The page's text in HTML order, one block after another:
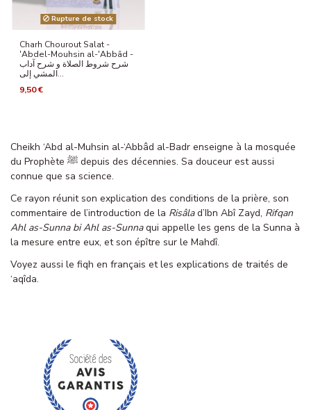
Rupture de stock
Charh Chourout Salat -
'Abdel-Mouhsin al-'Abbâd -
شرح شروط الصلاة و شرح آداب
المشي إلى...
9,50 €
Cheikh ‘Abd al-Muhsin al-‘Abbâd al-Badr enseigne à la mosquée
du Prophète ﷺ depuis des décennies. Sa douceur est aussi
connue que sa science.
Ce rayon réunit son explication des conditions de la prière, son
commentaire de l’introduction de la Risâlad’Ibn Abî Zayd, Rifqan
Ahl as-Sunna bi Ahl as-Sunnaqui appelle les gens de la Sunna à
la mesure entre eux, et son épître sur le Mahdî.
Voyez aussi le fiqh en français etles explications de traités de
‘aqîda.